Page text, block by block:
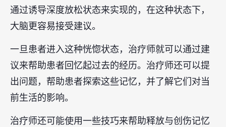
通过诱导深度放松状态来实现的，在这种状态下，
大脑更容易接受建议。
一旦患者进入这种恍惚状态，治疗师就可以通过建
议来帮助患者回忆起过去的经历。治疗师还可以提
出问题，帮助患者探索这些记忆，并了解它们对当
前生活的影响。
治疗师还可能使用一些技巧来帮助释放与创伤记忆